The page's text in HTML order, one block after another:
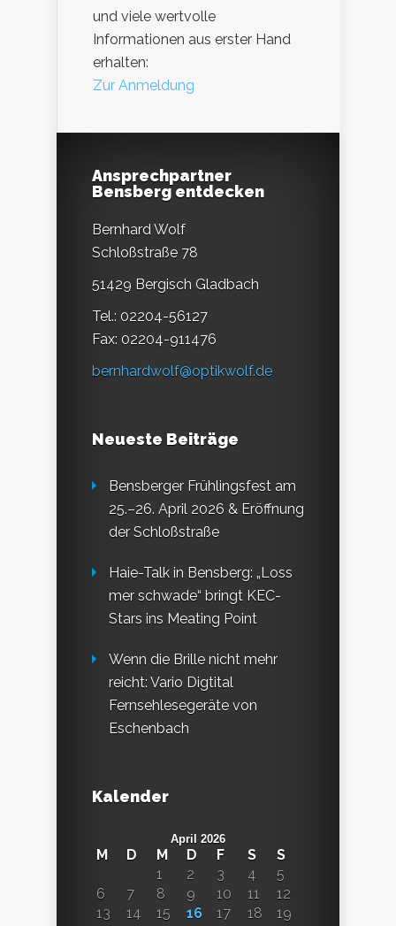
und viele wertvolle
Informationen aus erster Hand
erhalten:
Zur Anmeldung
Ansprechpartner
Bensberg entdecken
Bernhard Wolf
Schloßstraße 78
51429 Bergisch Gladbach
Tel.: 02204-56127
Fax: 02204-911476
bernhardwolf@optikwolf.de
Neueste Beiträge
Bensberger Frühlingsfest am
25.–26. April 2026 & Eröffnung
der Schloßstraße
Haie-Talk in Bensberg: „Loss
mer schwade“ bringt KEC-
Stars ins Meating Point
Wenn die Brille nicht mehr
reicht: Vario Digtital
Fernsehlesegeräte von
Eschenbach
Kalender
April 2026
M D M D F S
S
1
2 3 4
5
6
7 8 9 10 11
12
13
14 15 16 17 18
19